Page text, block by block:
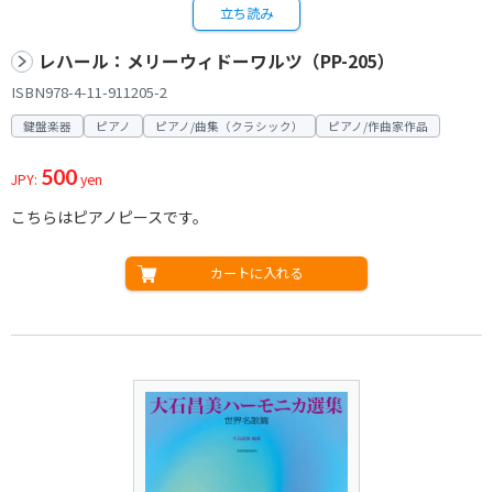
立ち読み
レハール：メリーウィドーワルツ（PP-205）
ISBN978-4-11-911205-2
鍵盤楽器 ピアノ ピアノ/曲集（クラシック） ピアノ/作曲家作品
JPY: 500yen
こちらはピアノピースです。
カートに入れる